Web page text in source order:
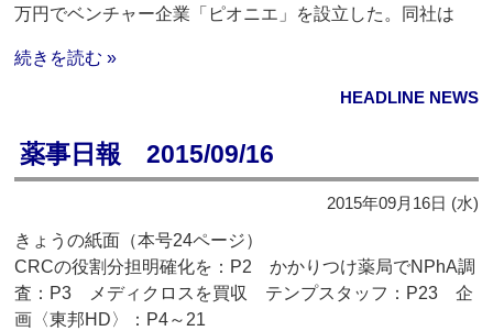
万円でベンチャー企業「ピオニエ」を設立した。同社は
続きを読む »
HEADLINE NEWS
薬事日報 2015/09/16
2015年09月16日 (水)
きょうの紙面（本号24ページ）
CRCの役割分担明確化を：P2 かかりつけ薬局でNPhA調
査：P3 メディクロスを買収 テンプスタッフ：P23 企
画〈東邦HD〉：P4～21